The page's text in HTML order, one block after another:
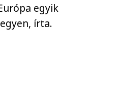
egyik
írta.